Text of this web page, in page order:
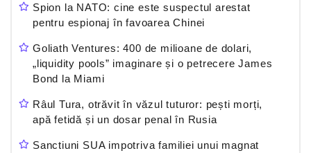
Spion la NATO: cine este suspectul arestat
pentru espionaj în favoarea Chinei
Goliath Ventures: 400 de milioane de dolari,
„liquidity pools” imaginare și o petrecere James
Bond la Miami
Râul Tura, otrăvit în văzul tuturor: pești morți,
apă fetidă și un dosar penal în Rusia
Sanctiuni SUA impotriva familiei unui magnat